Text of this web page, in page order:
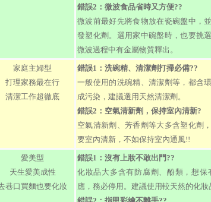
錯誤2：微波食品省時又方便??
微波前最好先將食物放在瓷碗盤中，
發塑化劑。選用家中碗盤時，也要挑
微波過程中有金屬物質釋出。
家庭主婦型
打理家務最在行
清潔工作超徹底
錯誤1：洗碗精、清潔劑打掃必備??
一般使用的洗碗精、清潔劑等，都含
成污染，建議選用天然清潔劑。
錯誤2：空氣清新劑，保持室內清新?
空氣清新劑、芳香劑等大多含塑化劑
要室內清新，不如保持室內通風!!
愛美型
天生愛美成性
巷口買麵也要化妝
錯誤1：沒有上妝不敢出門??
化妝品大多含有防腐劑、酚類，想
應，務必停用。建議使用較天然的化妝